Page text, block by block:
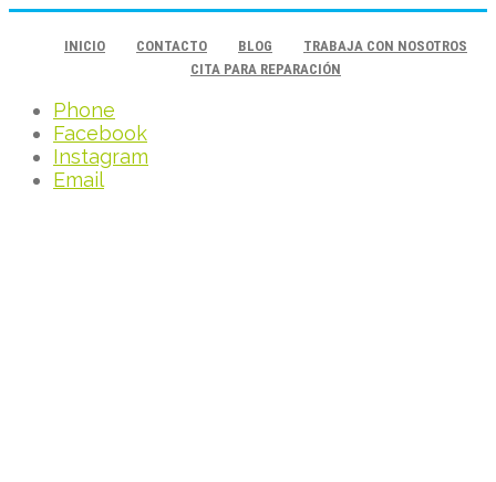
INICIO CONTACTO BLOG
TRABAJA CON NOSOTROS
CITA PARA REPARACIÓN
Phone
Facebook
Instagram
Email